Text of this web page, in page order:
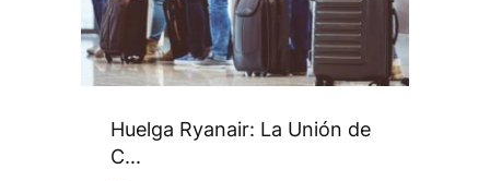
Huelga Ryanair: La Unión de
C...